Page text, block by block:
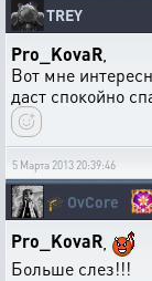
TREY
Pro_KovaR
Вот мне
даст спокойно
5 Марта 2013 20:39:46
🎓 OvCore
Pro_KovaR
Больше слез!!!